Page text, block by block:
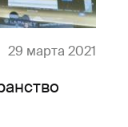
29 марта 2021